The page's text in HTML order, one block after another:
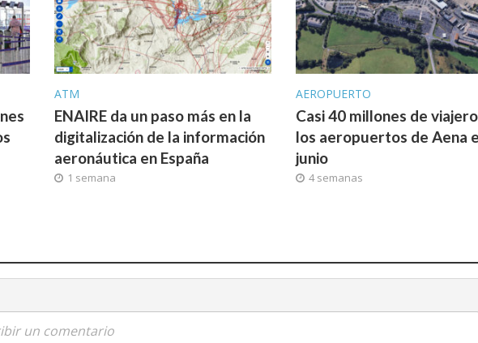
ATM
ENAIRE da un paso más en la
digitalización de la información
aeronáutica en España
1 semana
AEROPUERTO
Casi 40 millones de
los aeropuertos de Aena
junio
4 semanas
un comentario